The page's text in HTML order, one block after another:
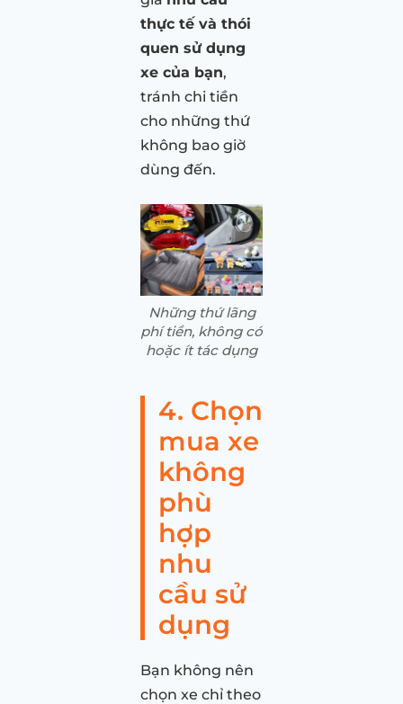
thực tế và thói
quen sử dụng
xe của bạn,
tránh chi tiền
cho những thứ
không bao giờ
dùng đến.
Những thứ lãng
phí tiền, không có
hoặc ít tác dụng
4. Chọn
mua xe
không
phù
hợp
nhu
cầu sử
dụng
Bạn không nên
chọn xe chỉ theo